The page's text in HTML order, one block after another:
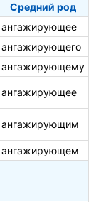
Средний род
ангажирующее
ангажирующего
ангажирующему
ангажирующее
ангажирующим
ангажирующем